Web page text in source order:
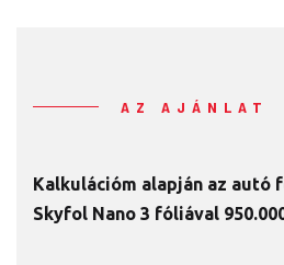
AZ AJÁNLAT
Kalkulációm alapján az autó
Skyfol Nano 3 fóliával 950